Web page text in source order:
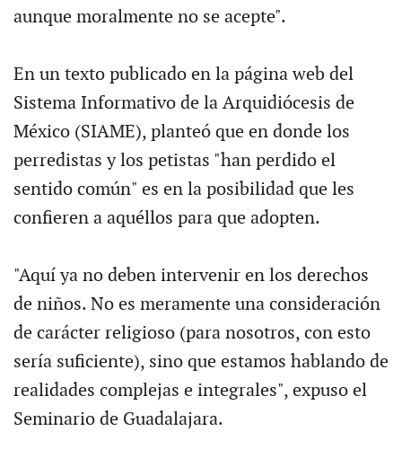
aunque moralmente no se acepte".
En un texto publicado en la página web del
Sistema Informativo de la Arquidiócesis de
México (SIAME), planteó que en donde los
perredistas y los petistas "han perdido el
sentido común" es en la posibilidad que les
confieren a aquéllos para que adopten.
"Aquí ya no deben intervenir en los derechos
de niños. No es meramente una consideración
de carácter religioso (para nosotros, con esto
sería suficiente), sino que estamos hablando de
realidades complejas e integrales", expuso el
Seminario de Guadalajara.